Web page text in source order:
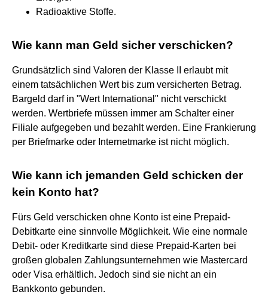
Radioaktive Stoffe.
Wie kann man Geld sicher verschicken?
Grundsätzlich sind Valoren der Klasse II erlaubt mit
einem tatsächlichen Wert bis zum versicherten Betrag.
Bargeld darf in "Wert International" nicht verschickt
werden. Wertbriefe müssen immer am Schalter einer
Filiale aufgegeben und bezahlt werden. Eine Frankierung
per Briefmarke oder Internetmarke ist nicht möglich.
Wie kann ich jemanden Geld schicken der
kein Konto hat?
Fürs Geld verschicken ohne Konto ist eine Prepaid-
Debitkarte eine sinnvolle Möglichkeit. Wie eine normale
Debit- oder Kreditkarte sind diese Prepaid-Karten bei
großen globalen Zahlungsunternehmen wie Mastercard
oder Visa erhältlich. Jedoch sind sie nicht an ein
Bankkonto gebunden.